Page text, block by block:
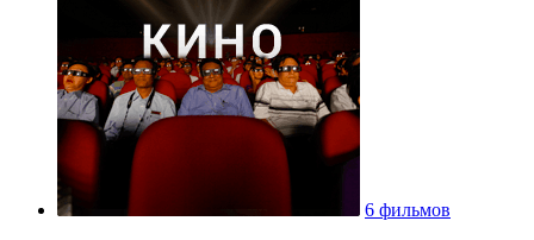
6 фильмов